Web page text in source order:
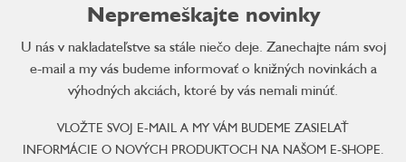
Nepremeškajte novinky
U nás v nakladateľstve sa stále niečo deje. Zanechajte nám svoj
e-mail a my vás budeme informovať o knižných novinkách a
výhodných akciách, ktoré by vás nemali minúť.
VLOŽTE SVOJ E-MAIL A MY VÁM BUDEME ZASIELAŤ
INFORMÁCIE O NOVÝCH PRODUKTOCH NA NAŠOM E-SHOPE.